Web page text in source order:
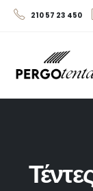
210 57 23 450